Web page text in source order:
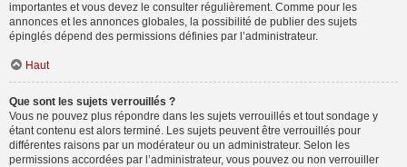
importantes et vous devez le consulter régulièrement. Comme pour les
annonces et les annonces globales, la possibilité de publier des sujets
épinglés dépend des permissions définies par l’administrateur.
Haut
Que sont les sujets verrouillés ?
Vous ne pouvez plus répondre dans les sujets verrouillés et tout sondage y
étant contenu est alors terminé. Les sujets peuvent être verrouillés pour
différentes raisons par un modérateur ou un administrateur. Selon les
permissions accordées par l’administrateur, vous pouvez ou non verrouiller